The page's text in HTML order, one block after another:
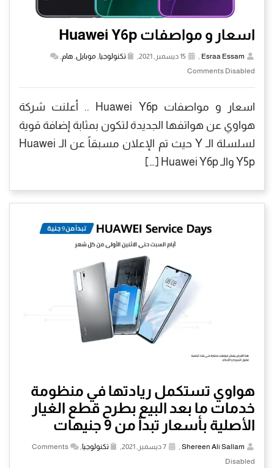
اسعار و مواصفات Huawei Y6p
Esraa Essam
, تكنولوجيا, موبايل,هام,
Comments Disabled
اسعار و مواصفات Huawei Y6p .. أعلنت شركة
هواوي عن هواتفها الجديدة لتكون بمثابة إضافة قوية
لسلسلة الـ Y حيث تم الإعلان مسبقاً عن الـ Huawei
Y5p والـ Huawei Y6p […]
هواوي تستكمل ريادتها في منظومة
خدمات ما بعد البيع بطرح قطع الغيار
الأصلية بأسعار تبدأ من 9 جنيهات
Shereen Ali Sallam تكنولوجيا
Comments
Disabled